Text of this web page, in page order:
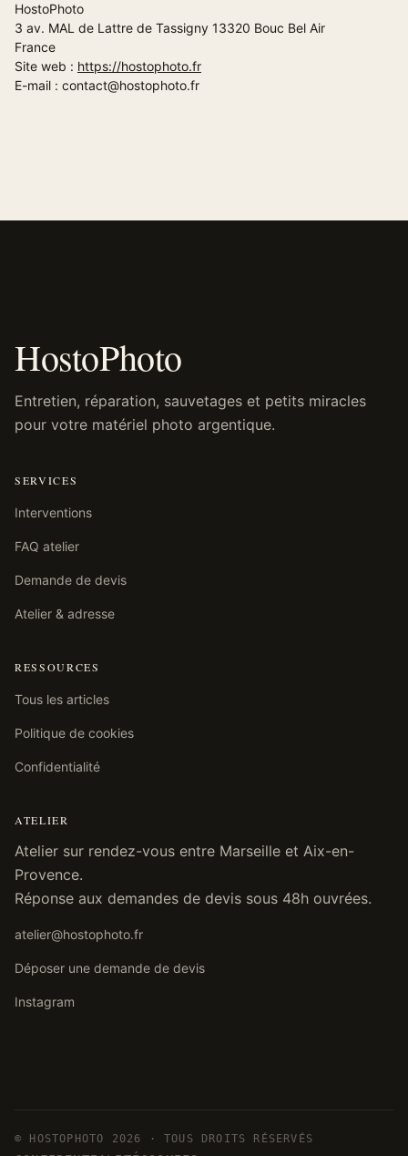
HostoPhoto
3 av. MAL de Lattre de Tassigny 13320 Bouc Bel Air
France
Site web : https://hostophoto.fr
E-mail : contact@hostophoto.fr
HostoPhoto
Entretien, réparation, sauvetages et petits miracles
pour votre matériel photo argentique.
SERVICES
Interventions
FAQ atelier
Demande de devis
Atelier & adresse
RESSOURCES
Tous les articles
Politique de cookies
Confidentialité
ATELIER
Atelier sur rendez-vous entre Marseille et Aix-en-
Provence.
Réponse aux demandes de devis sous 48h ouvrées.
atelier@hostophoto.fr
Déposer une demande de devis
Instagram
© HOSTOPHOTO 2026 · TOUS DROITS RÉSERVÉS